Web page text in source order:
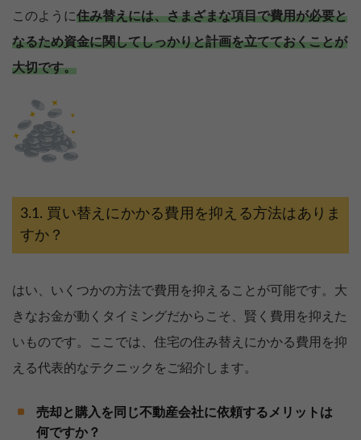
このように住み替えには、さまざまな項目で費用が必要と
なるため資金に関してしっかりと計画を立てておくことが
大切です。
買い替えにかかる費用を抑える方法はありま
すか？
はい、いくつかの方法で費用を抑えることが可能です。大
きなお金が動くタイミングだからこそ、賢く費用を抑えた
いものです。ここでは、住宅の住み替えにかかる費用を抑
える代表的なテクニックをご紹介します。
売却と購入を同じ不動産会社に依頼するメリットは
何ですか？